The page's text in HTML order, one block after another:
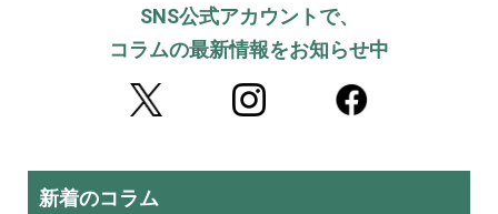
SNS公式アカウントで、
コラムの最新情報をお知らせ中
新着のコラム